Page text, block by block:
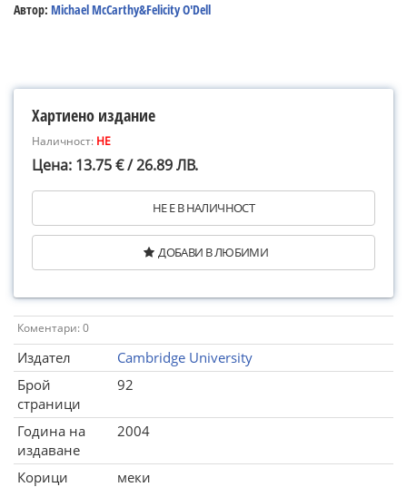
Автор: Michael McCarthy&Felicity O'Dell
Хартиено издание
Наличност: НЕ
Цена: 13.75 € / 26.89 ЛВ.
НЕ Е В НАЛИЧНОСТ
ДОБАВИ В ЛЮБИМИ
Коментари: 0
Издател
Cambridge University
Брой
страници
92
Година на
издаване
2004
Корици
меки